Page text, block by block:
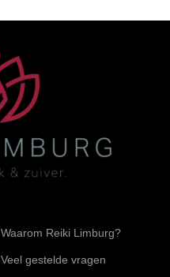
Waarom Reiki Limburg?
Veel gestelde vragen